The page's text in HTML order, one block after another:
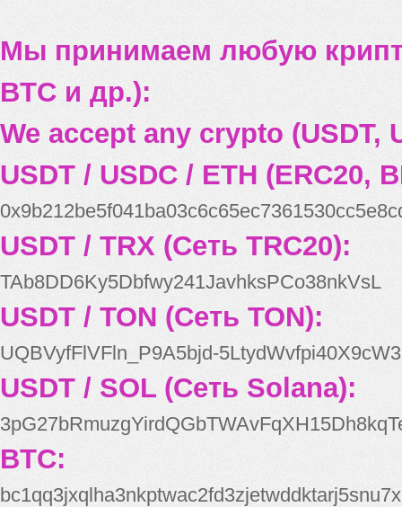
Мы принимаем любую
BTC и др.):
We accept any crypto (USDT,
USDT / USDC / ETH (ERC20,
USDT / TRX (Сеть TRC20):
TAb8DD6Ky5Dbfwy241JavhksPCo38nkVsL
USDT / TON (Сеть TON):
UQBVyfFlVFln_P9A5bjd-
USDT / SOL (Сеть Solana):
BTC:
bc1qq3jxqlha3nkptwac2fd3zjetwddktarj5snu7x